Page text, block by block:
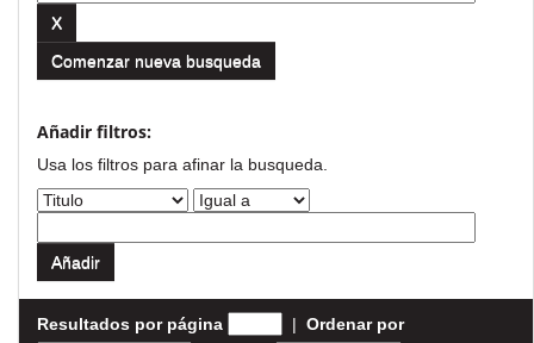
Comenzar nueva busqueda
Añadir filtros:
Usa los filtros para afinar la busqueda.
Resultados por página | Ordenar por